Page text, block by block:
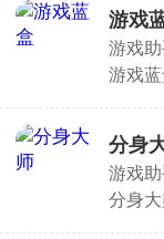
本地
配置可
跨系
养号
游戏
游戏
游戏
透明
助定位
分身
游戏
分身